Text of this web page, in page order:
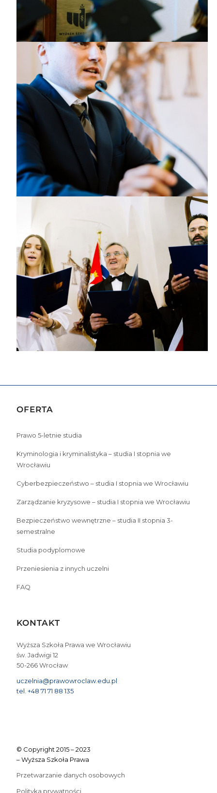
OFERTA
Prawo 5-letnie studia
Kryminologia i kryminalistyka – studia I stopnia we
Wrocławiu
Cyberbezpieczeństwo – studia I stopnia we Wrocławiu
Zarządzanie kryzysowe – studia I stopnia we Wrocławiu
Bezpieczeństwo wewnętrzne – studia II stopnia 3-
semestralne
Studia podyplomowe
Przeniesienia z innych uczelni
FAQ
KONTAKT
Wyższa Szkoła Prawa we Wrocławiu
św. Jadwigi 12
50-266 Wrocław
uczelnia@prawowroclaw.edu.pl
tel. +48 71 71 88 135
© Copyright 2015 – 2023
– Wyższa Szkoła Prawa
Przetwarzanie danych osobowych
Polityka prywatności